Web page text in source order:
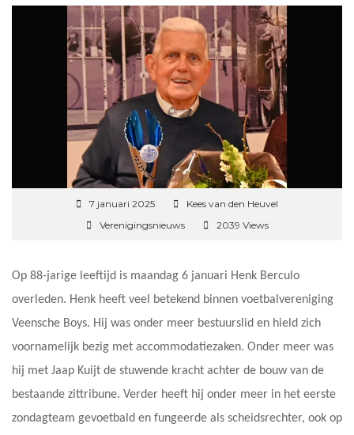
7 januari 2025
Kees van den Heuvel
Verenigingsnieuws
2039 Views
Op 88-jarige leeftijd is maandag 6 januari Henk Berculo
overleden. Henk heeft veel betekend binnen voetbalvereniging
Veensche Boys. Hij was onder meer bestuurslid en hield zich
voornamelijk bezig met accommodatiezaken. Onder meer was
hij met Jaap Kuijt de stuwende kracht achter de bouw van de
bestaande zittribune. Verder heeft hij onder meer in het eerste
zondagteam gevoetbald en fungeerde als scheidsrechter, ook op